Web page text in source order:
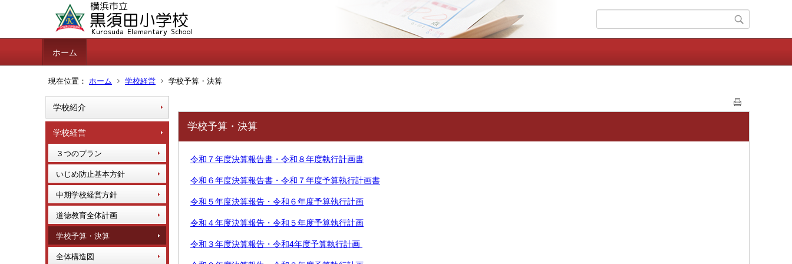
ホーム
現在位置： ホーム 学校経営 学校予算・決算
学校紹介
学校経営
３つのプラン
いじめ防止基本方針
中期学校経営方針
道徳教育全体計画
学校予算・決算
全体構造図
学校予算・決算
令和７年度決算報告書・令和８年度執行計画書
令和６年度決算報告書・令和７年度予算執行計画書
令和５年度決算報告・令和６年度予算執行計画
令和４年度決算報告・令和５年度予算執行計画
令和３年度決算報告・令和4年度予算執行計画